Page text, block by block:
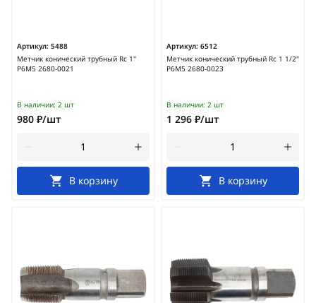
Артикул: 5488
Метчик конический трубный Rc 1"
Р6М5 2680-0021
В наличии: 2 шт
980 ₽/шт
В корзину
Артикул: 6512
Метчик конический трубный Rc 1 1/2"
Р6М5 2680-0023
В наличии: 2 шт
1 296 ₽/шт
В корзину